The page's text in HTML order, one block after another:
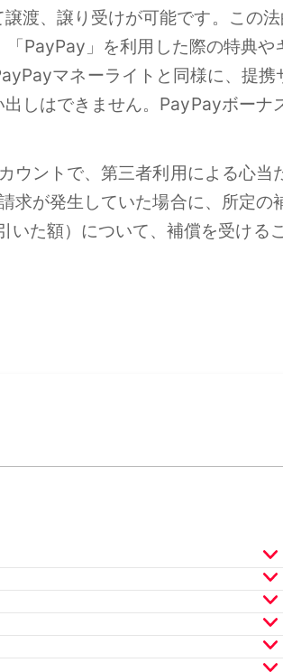
渡、譲り受けが可能です。この
PayPay」を利用した際の特典や
マネーライトと同様に、提携
しはできません。PayPayボーナ
ウントで、第三者利用による心当
求が発生していた場合に、所定の
た額）について、補償を受ける
月 2025年3月 2025年2月
月 2024年3月 2024年2月
月 2023年3月 2023年2月